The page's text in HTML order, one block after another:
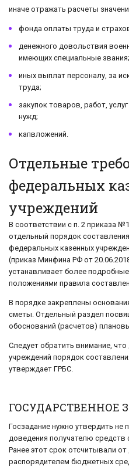
иначе отражать расчеты
фонда оплаты труда и
денежного довольствия
имеющих специальные звания;
иных выплат персоналу, за
труда;
закупок товаров, работ,
нужд;
капвложений.
Отдельные
федеральных
учреждений
В соответствии с п. 2 приказа
отдельный порядок
федеральных казенных
(приказ Минфина РФ от
устанавливает более
положениями правила
В порядке закреплены
сметы. Отдельный раздел
обоснований (расчетов)
Следует обратить внимание,
учреждений порядок
утверждает ГРБС.
ГОСУДАРСТВЕННОЕ
Госзадание нужно утвердить не
доведения получателю
Ранее этот срок отсчитывали
распорядителем бюджетных